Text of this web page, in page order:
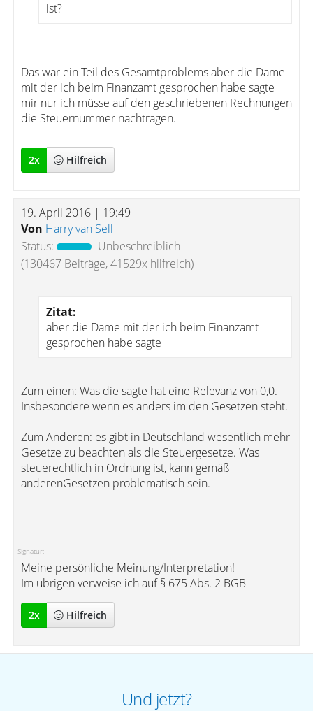
ist?
Das war ein Teil des Gesamtproblems aber die Dame
mit der ich beim Finanzamt gesprochen habe sagte
mir nur ich müsse auf den geschriebenen Rechnungen
die Steuernummer nachtragen.
2x Hilfreich
19. April 2016 | 19:49
Von Harry van Sell
Status:
Unbeschreiblich
(130467 Beiträge, 41529x hilfreich)
Zitat:
aber die Dame mit der ich beim Finanzamt
gesprochen habe sagte
Zum einen: Was die sagte hat eine Relevanz von 0,0.
Insbesondere wenn es anders im den Gesetzen steht.
Zum Anderen: es gibt in Deutschland wesentlich mehr
Gesetze zu beachten als die Steuergesetze. Was
steuerechtlich in Ordnung ist, kann gemäß
anderenGesetzen problematisch sein.
Signatur:
Meine persönliche Meinung/Interpretation!
Im übrigen verweise ich auf § 675 Abs. 2 BGB
2x Hilfreich
Und jetzt?